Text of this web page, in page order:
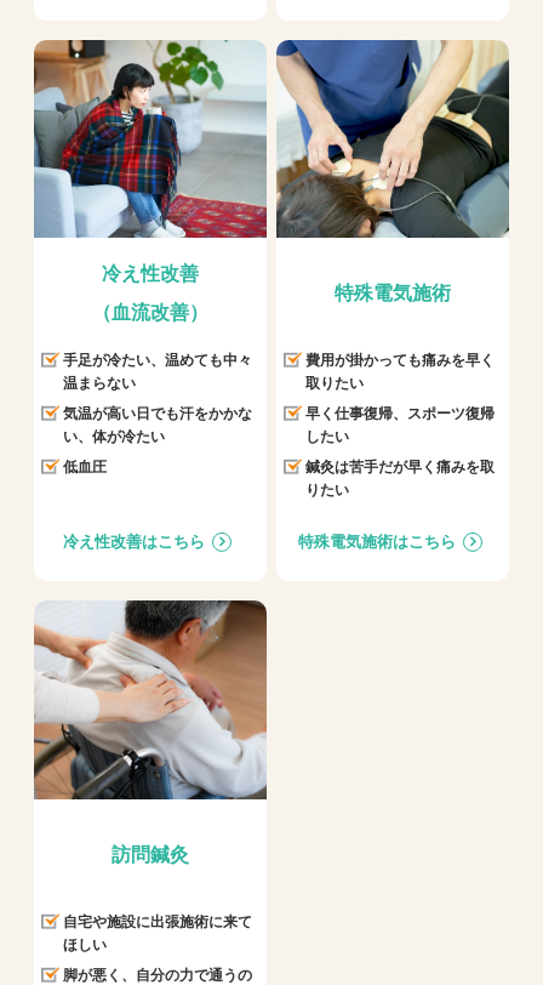
冷え性改善
（血流改善）
手足が冷たい、温めても中々
温まらない
気温が高い日でも汗をかかな
い、体が冷たい
低血圧
冷え性改善はこちら
特殊電気施術
費用が掛かっても痛みを早く
取りたい
早く仕事復帰、スポーツ復帰
したい
鍼灸は苦手だが早く痛みを取
りたい
特殊電気施術はこちら
訪問鍼灸
自宅や施設に出張施術に来て
ほしい
脚が悪く、自分の力で通うの